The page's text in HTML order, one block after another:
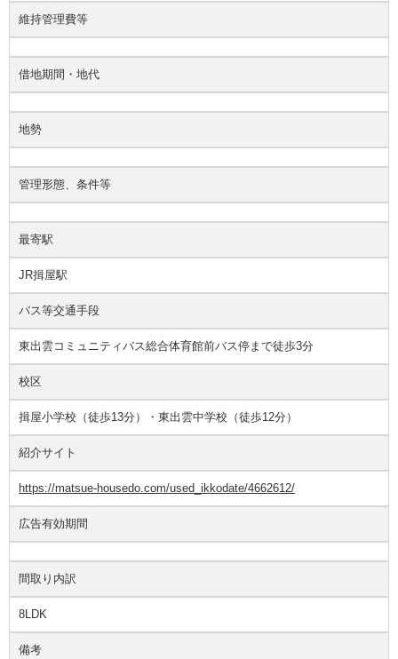
維持管理費等
借地期間・地代
地勢
管理形態、条件等
最寄駅
JR揖屋駅
バス等交通手段
東出雲コミュニティバス総合体育館前バス停まで徒歩3分
校区
揖屋小学校（徒歩13分）・東出雲中学校（徒歩12分）
紹介サイト
https://matsue-housedo.com/used_ikkodate/4662612/
広告有効期間
間取り内訳
8LDK
備考